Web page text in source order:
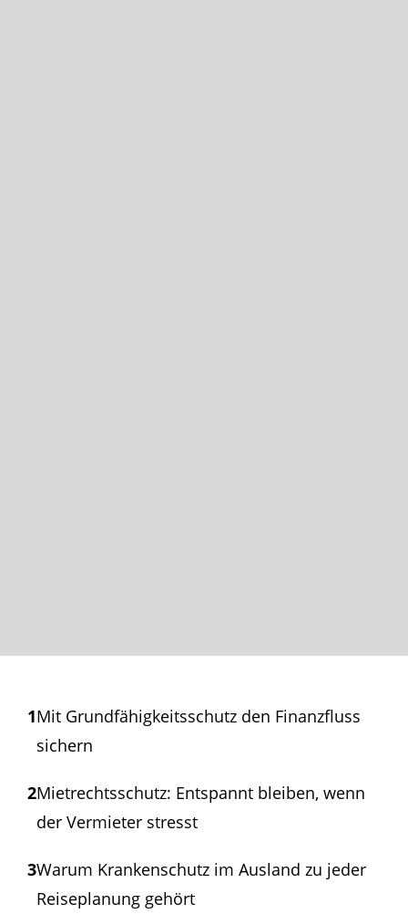
1Mit Grundfähigkeits­schutz den Finanzfluss
sichern
2Mietrechtsschutz: Entspannt bleiben, wenn
der Vermieter stresst
3Warum Krankenschutz im Ausland zu jeder
Reiseplanung gehört